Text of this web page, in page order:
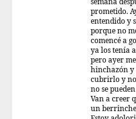
semana
prometido.
entendido y
porque no
comencé a
ya los tenía
pero ayer
hinchazón y
cubrirlo y
no se
Van a creer
un